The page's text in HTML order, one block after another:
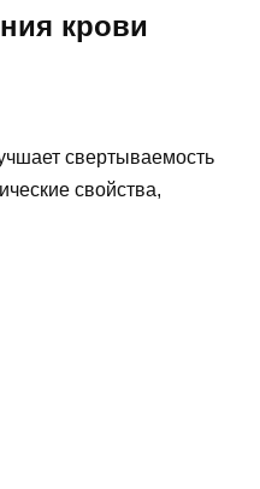
крови
свертываемость
свойства,